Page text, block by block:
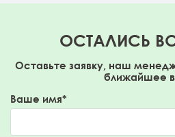
ОСТАЛИСЬ
Оставьте заявку, наш
ближайшее
Ваше имя*